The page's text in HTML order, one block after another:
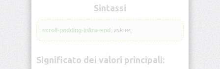
CSS
Test
Sintassi
scroll-padding-inline-end : valore;
Significato dei valori principali: